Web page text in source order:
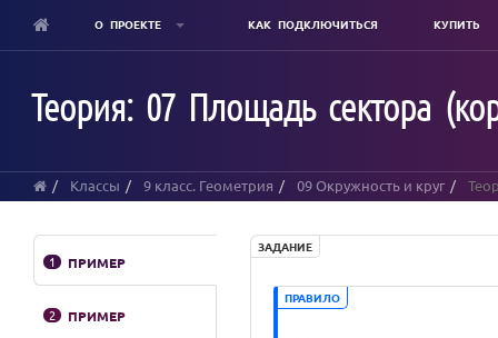
content
О ПРОЕКТЕ КАК ПОДКЛЮЧИТЬСЯ КУПИТЬ
Теория: 07 Площадь сектора
Классы 9 класс. Геометрия 09 Окружность и круг
1 ПРИМЕР
2 ПРИМЕР
ЗАДАНИЕ
ПРАВИЛО